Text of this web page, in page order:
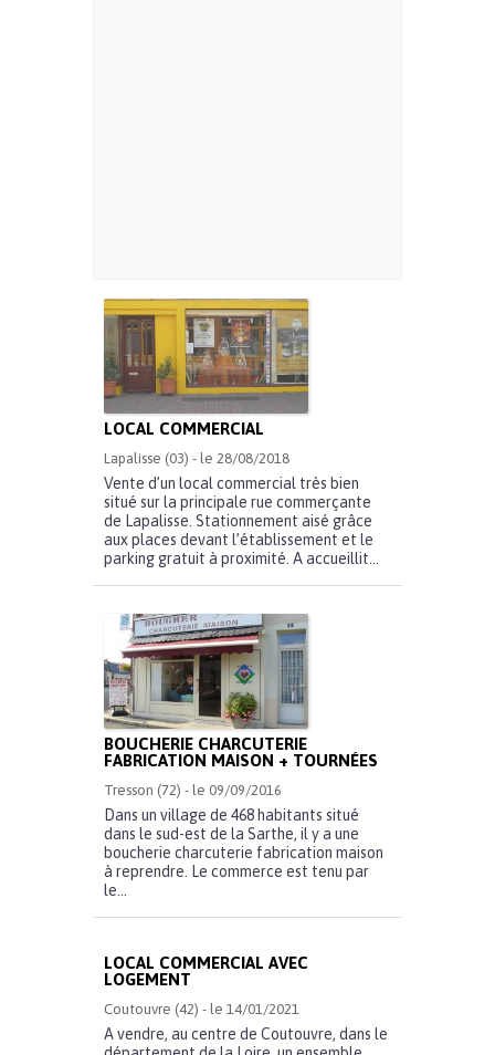
LOCAL COMMERCIAL
Lapalisse (03) - le 28/08/2018
Vente d’un local commercial très bien
situé sur la principale rue commerçante
de Lapalisse. Stationnement aisé grâce
aux places devant l’établissement et le
parking gratuit à proximité. A accueillit...
BOUCHERIE CHARCUTERIE
FABRICATION MAISON + TOURNÉES
Tresson (72) - le 09/09/2016
Dans un village de 468 habitants situé
dans le sud-est de la Sarthe, il y a une
boucherie charcuterie fabrication maison
à reprendre. Le commerce est tenu par
le...
LOCAL COMMERCIAL AVEC
LOGEMENT
Coutouvre (42) - le 14/01/2021
A vendre, au centre de Coutouvre, dans le